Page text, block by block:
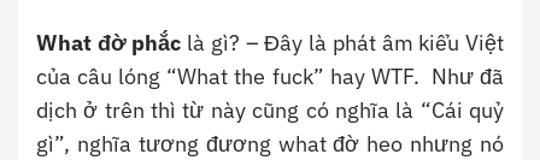
What đờ phắc là gì? – Đây là phát âm kiểu Việt
của câu lóng “What the fuck” hay WTF. Như đã
dịch ở trên thì từ này cũng có nghĩa là “Cái quỷ
gì”, nghĩa tương đương what đờ heo nhưng nó